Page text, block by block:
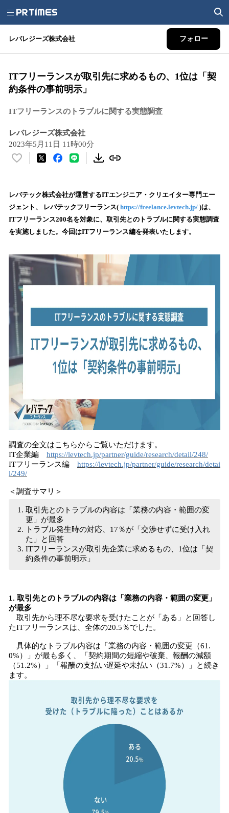
レバレジーズ株式会社 フォロー
ITフリーランスが取引先に求めるもの、1位は「契
約条件の事前明示」
ITフリーランスのトラブルに関する実態調査
レバレジーズ株式会社
2023年5月11日 11時00分
い
！
数
を
読
み
中
で
す
レバテック株式会社が運営するITエンジニア・クリエイター専門エー
ジェント、 レバテックフリーランス( https://freelance.levtech.jp/ )は、
ITフリーランス200名を対象に、取引先とのトラブルに関する実態調査
を実施しました。今回はITフリーランス編を発表いたします。
調査の全文はこちらからご覧いただけます。
IT企業編 https://levtech.jp/partner/guide/research/detail/248/
ITフリーランス編 https://levtech.jp/partner/guide/research/detai
l/249/
＜調査サマリ＞
取引先とのトラブルの内容は「業務の内容・範囲の変
更」が最多
トラブル発生時の対応、17％が「交渉せずに受け入れ
た」と回答
ITフリーランスが取引先企業に求めるもの、1位は「契
約条件の事前明示」
1. 取引先とのトラブルの内容は「業務の内容・範囲の変更」
が最多
取引先から理不尽な要求を受けたことが「ある」と回答し
たITフリーランスは、全体の20.5％でした。
具体的なトラブル内容は「業務の内容・範囲の変更（61.
0%）」が最も多く、「契約期間の短縮や破棄、報酬の減額
（51.2%）」「報酬の支払い遅延や未払い（31.7%）」と続き
ます。